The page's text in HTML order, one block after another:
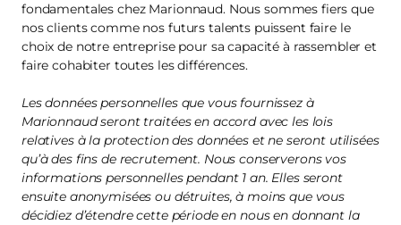
fondamentales chez Marionnaud. Nous sommes fiers que
nos clients comme nos futurs talents puissent faire le
choix de notre entreprise pour sa capacité à rassembler et
faire cohabiter toutes les différences.
Les données personnelles que vous fournissez à
Marionnaud seront traitées en accord avec les lois
relatives à la protection des données et ne seront utilisées
qu’à des fins de recrutement. Nous conserverons vos
informations personnelles pendant 1 an. Elles seront
ensuite anonymisées ou détruites, à moins que vous
décidiez d’étendre cette période en nous en donnant la